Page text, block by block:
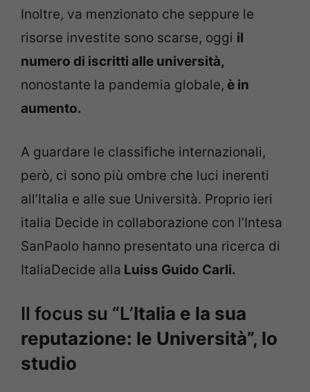
Inoltre, va menzionato che seppure le
risorse investite sono scarse, oggi il
numero di iscritti alle università,
nonostante la pandemia globale, è in
aumento.
A guardare le classifiche internazionali,
però, ci sono più ombre che luci inerenti
all’Italia e alle sue Università. Proprio ieri
italia Decide in collaborazione con l’Intesa
SanPaolo hanno presentato una ricerca di
ItaliaDecide alla Luiss Guido Carli.
Il focus su “L’Italia e la sua
reputazione: le Università”, lo
studio